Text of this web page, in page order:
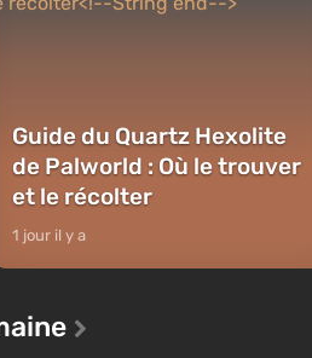
Guide du Quartz Hexolite
de Palworld : Où le trouver
et le récolter
1 jour il y a